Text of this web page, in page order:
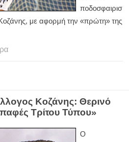
ποδοσφαιρισ
με αφορμή την «πρώτη» της
Κοζάνης: Θερινό
Τρίτου Τύπου»
Ο